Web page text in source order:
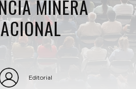
MINERA
Editorial